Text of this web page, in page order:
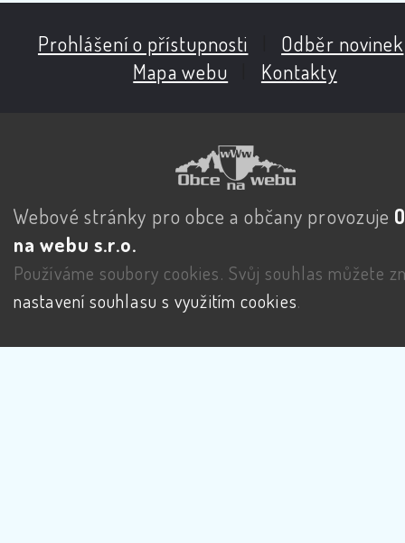
Prohlášení o přístupnosti Odběr novinek
Mapa webu
Kontakty
Webové stránky pro obce a občany provozuje
na webu s.r.o.
Používáme soubory cookies. Svůj souhlas můžete
nastavení souhlasu s využitím cookies.